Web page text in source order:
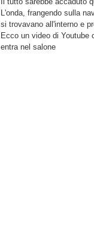
L'onda, frangendo sulla
si trovavano all'interno e
Ecco un video di Youtube
entra nel salone